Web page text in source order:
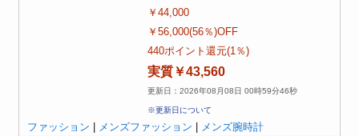
￥44,000
￥56,000(56％)OFF
440ポイント還元(1％)
実質￥43,560
更新日：2026年08月08日 00時59分46秒
※更新日について
ファッション メンズファッション メンズ腕時計